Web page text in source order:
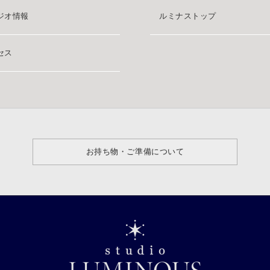
オ情報
ス
ルミナストップ
お持ち物・ご準備について